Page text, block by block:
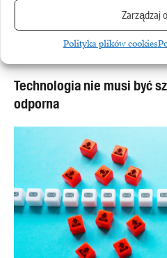
Zarządzaj
Polityka plików cookies
Technologia nie musi być
odporna